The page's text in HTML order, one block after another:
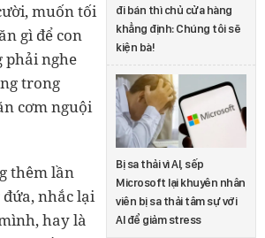
đi bán thì chủ cửa hàng
khẳng định: Chúng tôi sẽ
kiện bà!
Bị sa thải vì AI, sếp
Microsoft lại khuyên nhân
viên bị sa thải tâm sự với
AI để giảm stress
muốn tối
gì để con
phải nghe
trong
cơm nguội
thêm lần
nhắc lại
hay là